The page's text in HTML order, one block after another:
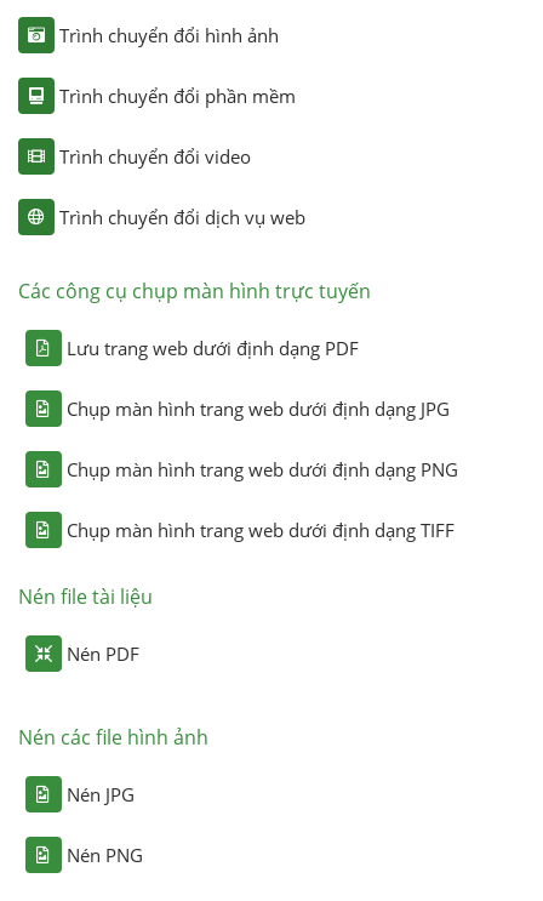
Trình chuyển đổi hình ảnh
Trình chuyển đổi phần mềm
Trình chuyển đổi video
Trình chuyển đổi dịch vụ web
Các công cụ chụp màn hình trực tuyến
Lưu trang web dưới định dạng PDF
Chụp màn hình trang web dưới định dạng JPG
Chụp màn hình trang web dưới định dạng PNG
Chụp màn hình trang web dưới định dạng TIFF
Nén file tài liệu
Nén PDF
Nén các file hình ảnh
Nén JPG
Nén PNG